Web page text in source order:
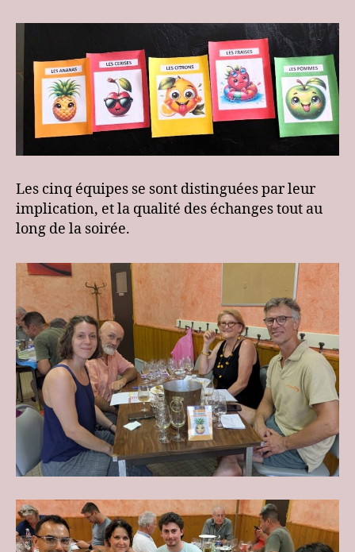
Les cinq équipes se sont distinguées par leur
implication, et la qualité des échanges tout au
long de la soirée.